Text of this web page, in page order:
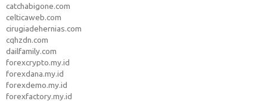
catchabigone.com
celticaweb.com
cirugiadehernias.com
cqhzdn.com
dailfamily.com
forexcrypto.my.id
forexdana.my.id
forexdemo.my.id
forexfactory.my.id